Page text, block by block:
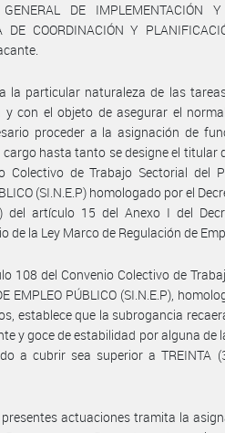
GENERAL DE IMPLEMENTACIÓN
DE COORDINACIÓN Y
la particular naturaleza de las
y con el objeto de asegurar el
proceder a la asignación de
hasta tanto se designe el titular
Colectivo de Trabajo Sectorial del
(SI.N.E.P) homologado por el
del artículo 15 del Anexo I del
de la Ley Marco de Regulación de
108 del Convenio Colectivo de
EMPLEO PÚBLICO (SI.N.E.P),
establece que la subrogancia
y goce de estabilidad por alguna de
a cubrir sea superior a TREINTA
actuaciones tramita la